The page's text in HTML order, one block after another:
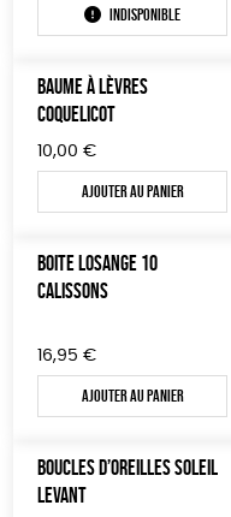
ACCESSOIRES
PAPETERIE
LIVRES
TOUT
Prix : du - cher au + cher
Disponibilité
50 € - 100 €
150 € - 200 €
Plus de 200€
terracotta
Mots clés
Fabriqué en Espagne
Fabriqué en France
Biodégradable
Indisponible
BAUME À LÈVRES
COQUELICOT
10,00 €
Ajouter au panier
BOITE LOSANGE 10
CALISSONS
16,95 €
Ajouter au panier
BOUCLES D’OREILLES SOLEIL
LEVANT